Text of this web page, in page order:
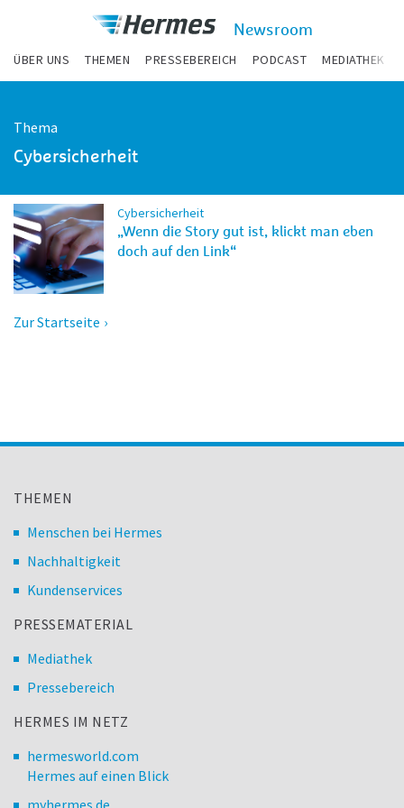
Newsroom
ÜBER UNS THEMEN PRESSEBEREICH PODCAST MEDIATHEK
Thema
Cybersicherheit
Cybersicherheit
„Wenn die Story gut ist, klickt man eben
doch auf den Link“
Zur Startseite
THEMEN
Menschen bei Hermes
Nachhaltigkeit
Kundenservices
PRESSEMATERIAL
Mediathek
Pressebereich
HERMES IM NETZ
hermesworld.com
Hermes auf einen Blick
myhermes.de